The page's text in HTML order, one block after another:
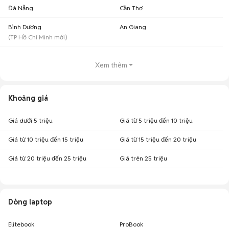
Đà Nẵng Cần Thơ
Bình Dương
(TP Hồ Chí Minh mới)
An Giang
Xem thêm
Khoảng giá
Giá dưới 5 triệu Giá từ 5 triệu đến 10 triệu
Giá từ 10 triệu đến 15 triệu Giá từ 15 triệu đến 20 triệu
Giá từ 20 triệu đến 25 triệu Giá trên 25 triệu
Dòng laptop
Elitebook ProBook